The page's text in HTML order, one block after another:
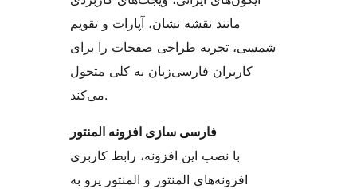
مانند نقشه نشان، آپارات و تقویم
شمسی، تجربه طراحی صفحات را برای
کاربران فارسی‌زبان به کلی متحول
می‌کند.
فارسی سازی افزونه المنتور
با نصب این افزونه، رابط کاربری
افزونه‌های المنتور و المنتور پرو به